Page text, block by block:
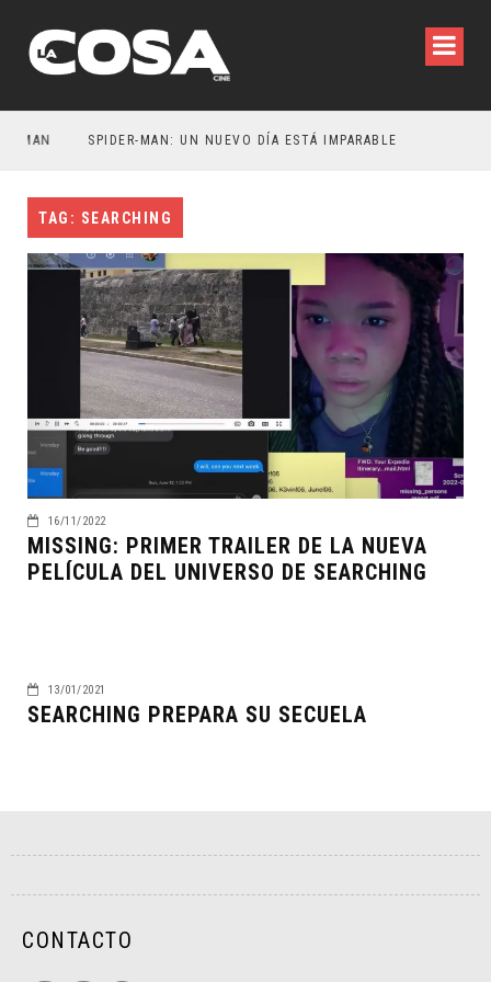
SPIDER-MAN: UN NUEVO DÍA ESTÁ IMPARABLE
TAG: SEARCHING
16/11/2022
MISSING: PRIMER TRAILER DE LA NUEVA
PELÍCULA DEL UNIVERSO DE SEARCHING
13/01/2021
SEARCHING PREPARA SU SECUELA
CONTACTO